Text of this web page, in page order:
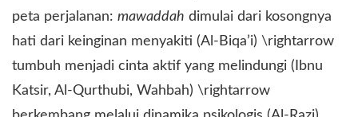
peta perjalanan: mawaddah dimulai dari kosongnya
hati dari keinginan menyakiti (Al-Biqa’i) \rightarrow
tumbuh menjadi cinta aktif yang melindungi (Ibnu
Katsir, Al-Qurthubi, Wahbah) \rightarrow